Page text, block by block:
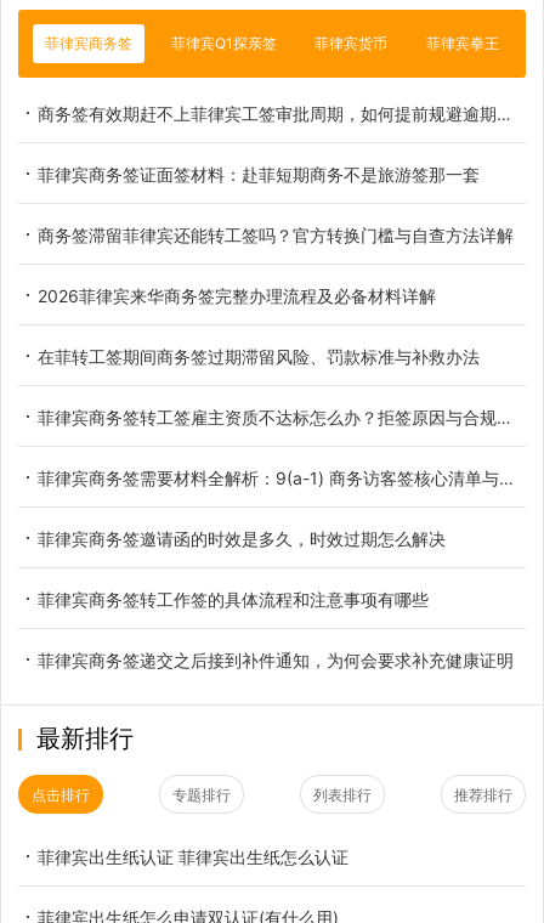
菲律宾商务签 菲律宾Q1探亲签 菲律宾货币 菲律宾拳王
商务签有效期赶不上菲律宾工签审批周期，如何提前规避逾期滞留
菲律宾商务签证面签材料：赴菲短期商务不是旅游签那一套
商务签滞留菲律宾还能转工签吗？官方转换门槛与自查方法详解
2026菲律宾来华商务签完整办理流程及必备材料详解
在菲转工签期间商务签过期滞留风险、罚款标准与补救办法
菲律宾商务签转工签雇主资质不达标怎么办？拒签原因与合规解决办法
菲律宾商务签需要材料全解析：9(a-1) 商务访客签核心清单与避坑指南
菲律宾商务签邀请函的时效是多久，时效过期怎么解决
菲律宾商务签转工作签的具体流程和注意事项有哪些
菲律宾商务签递交之后接到补件通知，为何会要求补充健康证明
最新排行
点击排行 专题排行 列表排行 推荐排行
菲律宾出生纸认证 菲律宾出生纸怎么认证
菲律宾出生纸怎么申请双认证(有什么用)